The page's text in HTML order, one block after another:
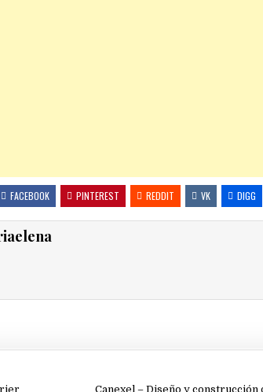
FACEBOOK PINTEREST REDDIT VK DIGG
Canexel – Diseño y construcción